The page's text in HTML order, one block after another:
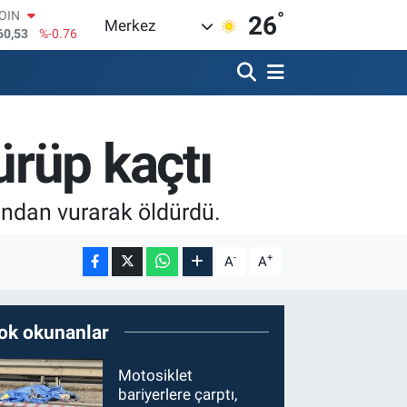
%-0.76
%0.02
ALTIN
%2.12
%64
Merkez 26°
kaçtı
vurarak öldürdü.
A- A+
okunanlar
Motosiklet
bariyerlere çarptı,